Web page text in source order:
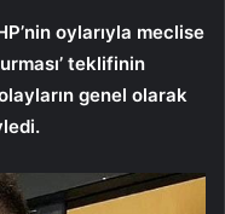
oylarıyla meclise
teklifinin
genel olarak